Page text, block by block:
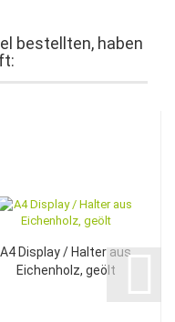
bestellten, haben
A4 Display / Halter aus
Eichenholz, geölt